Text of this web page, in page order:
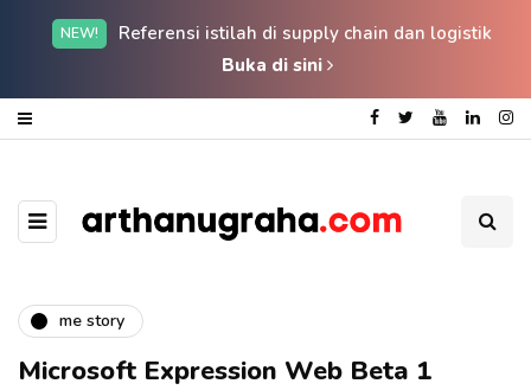
NEW!
Referensi istilah di supply chain dan logistik
Buka di sini
me story
Microsoft Expression Web Beta 1